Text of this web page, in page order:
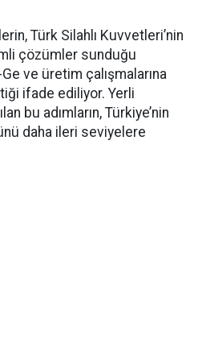
Türk Silahlı Kuvvetleri’nin
çözümler sunduğu
ve üretim çalışmalarına
ifade ediliyor. Yerli
bu adımların, Türkiye’nin
daha ileri seviyelere